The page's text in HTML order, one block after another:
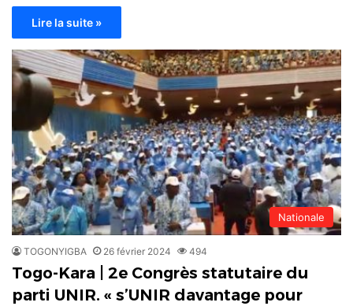
Lire la suite »
Nationale
TOGONYIGBA 26 février 2024 494
Togo-Kara | 2e Congrès statutaire du
parti UNIR. « s’UNIR davantage pour